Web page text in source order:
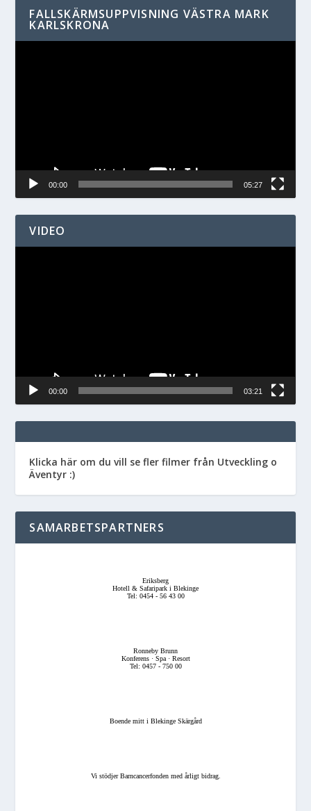
FALLSKÄRMSUPPVISNING VÄSTRA MARK
KARLSKRONA
00:00 05:27
VIDEO
00:00 03:21
Klicka här om du vill se fler filmer från Utveckling o
Äventyr :)
SAMARBETSPARTNERS
Eriksberg
Hotell & Safaripark i Blekinge
Tel: 0454 - 56 43 00
Ronneby Brunn
Konferens · Spa · Resort
Tel: 0457 - 750 00
Boende mitt i Blekinge Skärgård
Vi stödjer Barncancerfonden med årligt bidrag.